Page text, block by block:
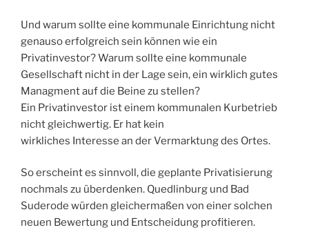
Und warum sollte eine kommunale Einrichtung nicht
genauso erfolgreich sein können wie ein
Privatinvestor? Warum sollte eine kommunale
Gesellschaft nicht in der Lage sein, ein wirklich gutes
Managment auf die Beine zu stellen?
Ein Privatinvestor ist einem kommunalen Kurbetrieb
nicht gleichwertig. Er hat kein
wirkliches Interesse an der Vermarktung des Ortes.
So erscheint es sinnvoll, die geplante Privatisierung
nochmals zu überdenken. Quedlinburg und Bad
Suderode würden gleichermaßen von einer solchen
neuen Bewertung und Entscheidung profitieren.